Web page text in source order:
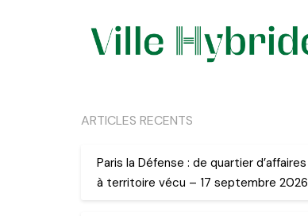
ARTICLES RECENTS
Paris la Défense : de quartier d’affaires
à territoire vécu – 17 septembre 2026